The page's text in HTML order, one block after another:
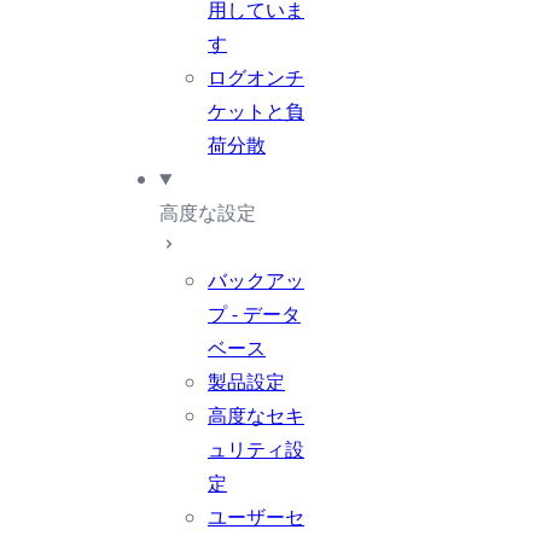
用していま
す
ログオンチ
ケットと負
荷分散
高度な設定
バックアッ
プ - データ
ベース
製品設定
高度なセキ
ュリティ設
定
ユーザーセ